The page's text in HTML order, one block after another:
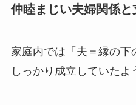
仲睦まじい夫婦関係と
家庭内では「夫＝縁の
しっかり成立していたよ